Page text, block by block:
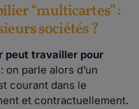
“multicartes” :
sociétés ?
peut travailler pour
: on parle alors d’un
courant dans le
et contractuellement.